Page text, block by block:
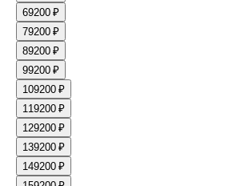
69200 ₽
79200 ₽
89200 ₽
99200 ₽
109200 ₽
119200 ₽
129200 ₽
139200 ₽
149200 ₽